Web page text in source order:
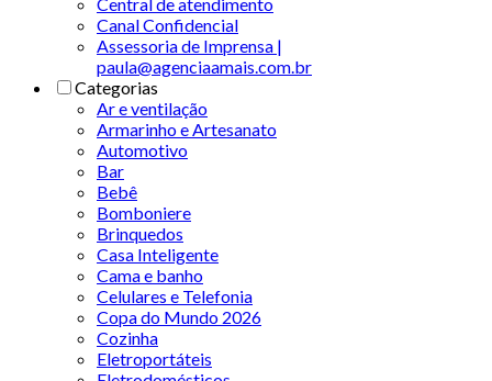
Canal Confidencial
Assessoria de Imprensa |
paula@agenciaamais.com.br
Categorias
Ar e ventilação
Armarinho e Artesanato
Automotivo
Bar
Bebê
Bomboniere
Brinquedos
Casa Inteligente
Cama e banho
Celulares e Telefonia
Copa do Mundo 2026
Cozinha
Eletroportáteis